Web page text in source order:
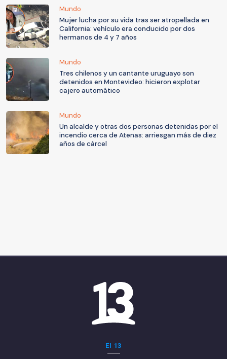
Mundo
Mujer lucha por su vida tras ser atropellada en
California: vehículo era conducido por dos
hermanos de 4 y 7 años
Mundo
Tres chilenos y un cantante uruguayo son
detenidos en Montevideo: hicieron explotar
cajero automático
Mundo
Un alcalde y otras dos personas detenidas por el
incendio cerca de Atenas: arriesgan más de diez
años de cárcel
El 13